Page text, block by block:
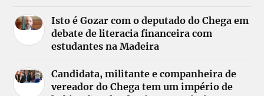
Isto é Gozar com o deputado do Chega em
debate de literacia financeira com
estudantes na Madeira
Candidata, militante e companheira de
vereador do Chega tem um império de